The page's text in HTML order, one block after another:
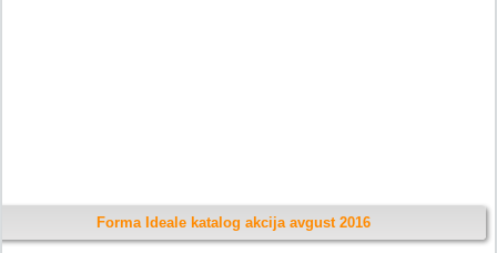
Forma Ideale katalog akcija avgust 2016